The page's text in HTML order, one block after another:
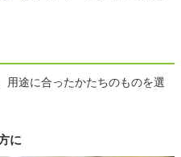
用途に合ったかたちのものを選
に